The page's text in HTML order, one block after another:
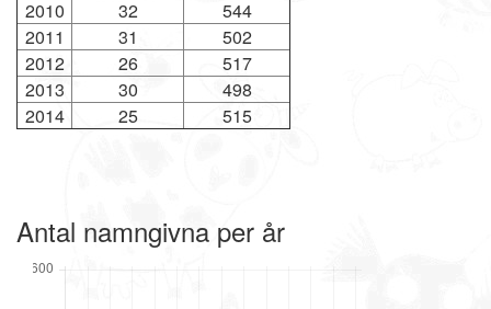
2010
32
544
2011
31
502
2012
26
517
2013
30
498
2014
25 515
Antal namngivna per år